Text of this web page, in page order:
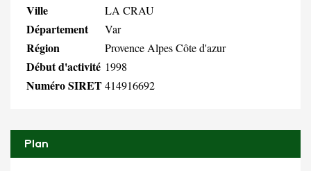
Ville LA CRAU
Département Var
Région Provence Alpes Côte d'azur
Début d'activité 1998
Numéro SIRET414916692
Plan